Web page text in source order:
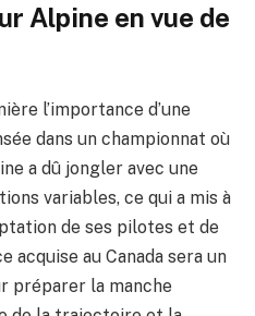
Alpine en vue de
l’importance d’une
dans un championnat où
a dû jongler avec une
variables, ce qui a mis à
de ses pilotes et de
acquise au Canada sera un
préparer la manche